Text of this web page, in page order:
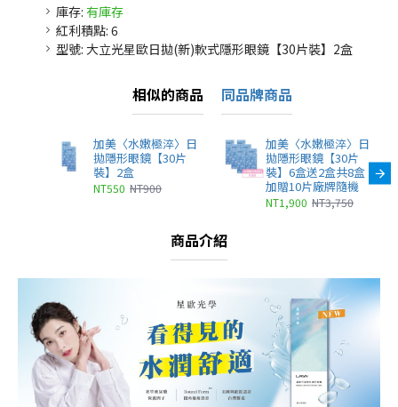
庫存: 有庫存
紅利積點: 6
型號: 大立光星歐日拋(新)軟式隱形眼鏡【30片裝】2盒
相似的商品 同品牌商品
加美〈水嫩極淬〉日
拋隱形眼鏡【30片
裝】2盒
NT550 NT900
加美〈水嫩極淬〉日
拋隱形眼鏡【30片
裝】6盒送2盒共8盒
加贈10片廠牌隨機
NT1,900 NT3,750
商品介紹